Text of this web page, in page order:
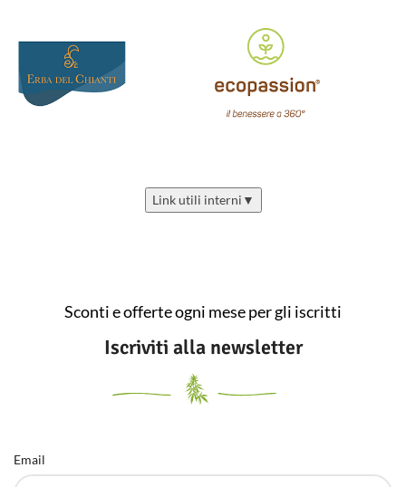
Link utili interni ▼
Sconti e offerte ogni mese per gli iscritti
Iscriviti alla newsletter
Email